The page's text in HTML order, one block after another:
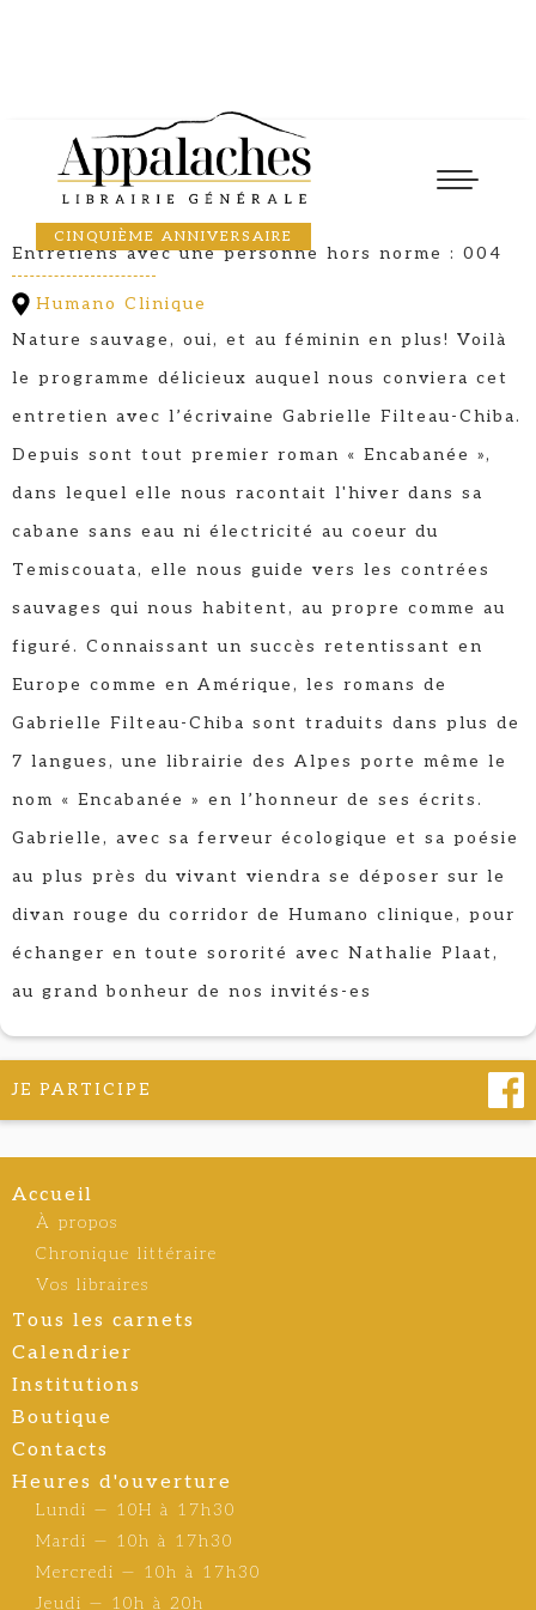
CINQUIÈME ANNIVERSAIRE
Causerie
May 2026 17:00
GABRIELLE FILTEAU-CHIBA
Entretiens avec une personne hors norme : 004
Humano Clinique
Nature sauvage, oui, et au féminin en plus! Voilà
le programme délicieux auquel nous conviera cet
entretien avec l’écrivaine Gabrielle Filteau-Chiba.
Depuis sont tout premier roman « Encabanée »,
dans lequel elle nous racontait l'hiver dans sa
cabane sans eau ni électricité au coeur du
Temiscouata, elle nous guide vers les contrées
sauvages qui nous habitent, au propre comme au
figuré. Connaissant un succès retentissant en
Europe comme en Amérique, les romans de
Gabrielle Filteau-Chiba sont traduits dans plus de
7 langues, une librairie des Alpes porte même le
nom « Encabanée » en l’honneur de ses écrits.
Gabrielle, avec sa ferveur écologique et sa poésie
au plus près du vivant viendra se déposer sur le
divan rouge du corridor de Humano clinique, pour
échanger en toute sororité avec Nathalie Plaat,
au grand bonheur de nos invités-es
JE PARTICIPE
Accueil
À propos
Chronique littéraire
Vos libraires
Tous les carnets
Calendrier
Institutions
Boutique
Contacts
Heures d'ouverture
Lundi — 10H à 17h30
Mardi — 10h à 17h30
Mercredi — 10h à 17h30
Jeudi — 10h à 20h